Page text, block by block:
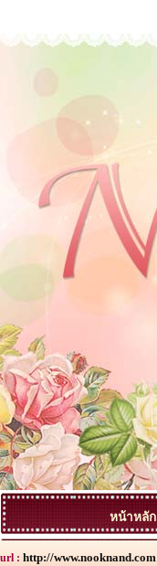
หน้าหลัก
url : http://www.nooknand.com